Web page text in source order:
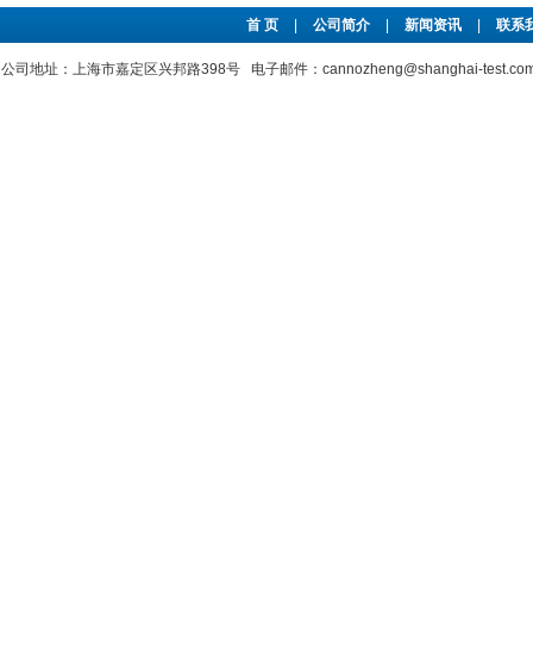
首 页 公司简介 新闻资讯 联系
公司地址：上海市嘉定区兴邦路398号 电子邮件：cannozheng@shanghai-